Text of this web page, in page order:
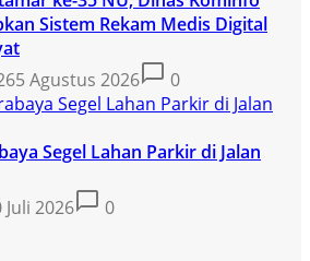
Sistem Rekam Medis Digital
5 Agustus 2026 0
Segel Lahan Parkir di Jalan
Juli 2026 0